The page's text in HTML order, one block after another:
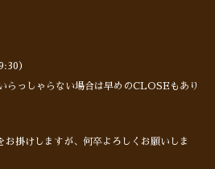
）
らっしゃらない場合は早めのCLOSEもあり
お掛けしますが、何卒よろしくお願いしま